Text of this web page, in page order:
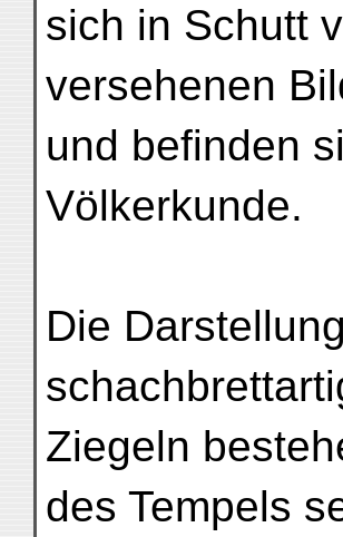
sich in Schutt
versehenen
und befinden
Völkerkunde.
Die
Ziegeln
des Tempels